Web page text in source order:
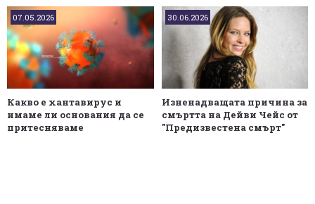
07.05.2026
Какво е хантавирус и
имаме ли основания да се
притесняваме
30.06.2026
Изненадващата причина за
смъртта на Дейви Чейс от
"Предизвестена смърт"